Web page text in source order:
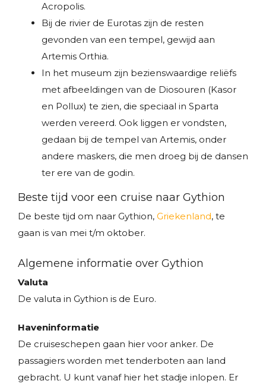
Acropolis.
Bij de rivier de Eurotas zijn de resten
gevonden van een tempel, gewijd aan
Artemis Orthia.
In het museum zijn bezienswaardige reliëfs
met afbeeldingen van de Diosouren (Kasor
en Pollux) te zien, die speciaal in Sparta
werden vereerd. Ook liggen er vondsten,
gedaan bij de tempel van Artemis, onder
andere maskers, die men droeg bij de dansen
ter ere van de godin.
Beste tijd voor een cruise naar Gythion
De beste tijd om naar Gythion, Griekenland, te
gaan is van mei t/m oktober.
Algemene informatie over Gythion
Valuta
De valuta in Gythion is de Euro.
Haveninformatie
De cruiseschepen gaan hier voor anker. De
passagiers worden met tenderboten aan land
gebracht. U kunt vanaf hier het stadje inlopen. Er